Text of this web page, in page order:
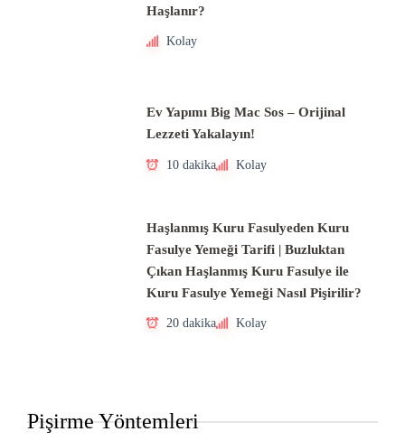
Haşlanır?
Kolay
Ev Yapımı Big Mac Sos – Orijinal
Lezzeti Yakalayın!
10 dakika Kolay
Haşlanmış Kuru Fasulyeden Kuru
Fasulye Yemeği Tarifi | Buzluktan
Çıkan Haşlanmış Kuru Fasulye ile
Kuru Fasulye Yemeği Nasıl Pişirilir?
20 dakika Kolay
Pişirme Yöntemleri